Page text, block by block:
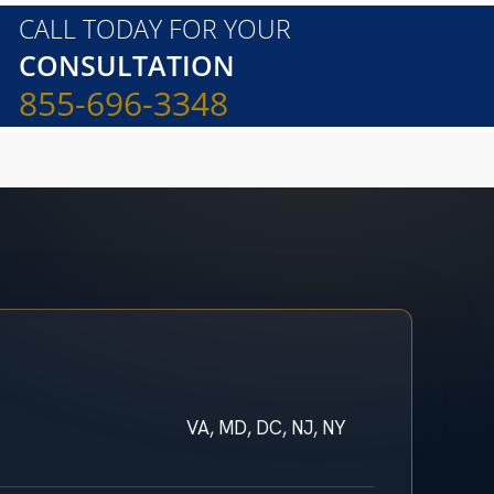
CALL TODAY FOR YOUR
CONSULTATION
855-696-3348
VA, MD, DC, NJ, NY